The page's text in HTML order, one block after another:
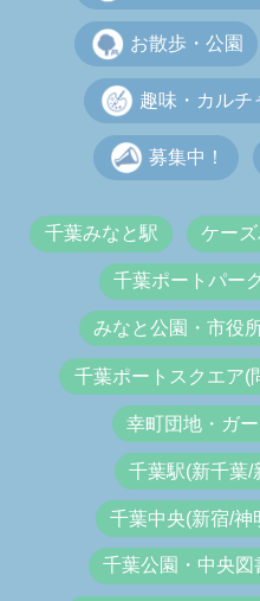
お散歩・公園
趣味・カルチ
募集中！
千葉みなと駅 ケー
千葉ポートパー
みなと公園・市役
千葉ポートスクエア(
幸町団地・ガ
千葉駅(新千葉/
千葉中央(新宿/神
千葉公園・中央図